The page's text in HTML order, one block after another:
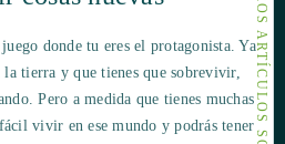
donde tu eres el protagonista. Ya
la tierra y que tienes que sobrevivir,
Pero a medida que tienes muchas
vivir en ese mundo y podrás tener